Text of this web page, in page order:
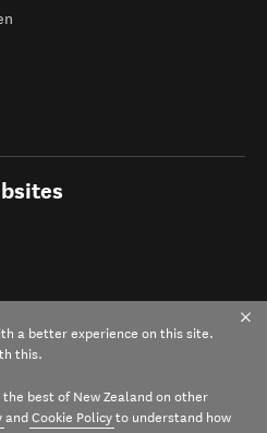
a better experience on this site.
this.
best of New Zealand on other
and Cookie Policy to understand how